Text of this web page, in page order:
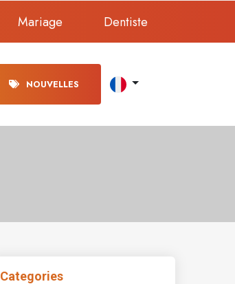
Mariage Dentiste
NOUVELLES
Categories